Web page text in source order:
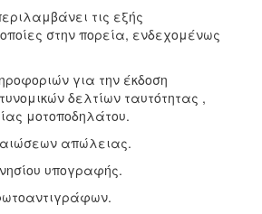
τις εξής
στην πορεία, ενδεχομένως
για την έκδοση
δελτίων ταυτότητας ,
μοτοποδηλάτου.
απώλειας.
υπογραφής.